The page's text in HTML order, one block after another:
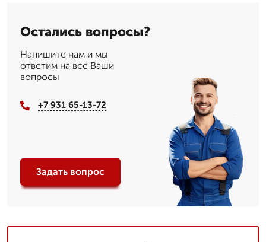
Остались вопросы?
Напишите нам и мы
ответим на все Ваши
вопросы
+7 931 65-13-72
Задать вопрос